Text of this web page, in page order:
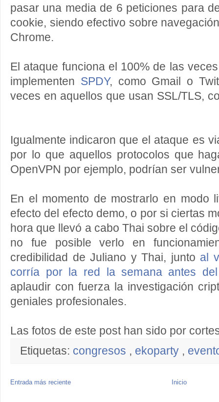
pasar una media de 6 peticiones para
cookie, siendo efectivo sobre
Chrome.
El ataque funciona el 100% de las
implementen SPDY, como Gmail o
veces en aquellos que usan SSL/TLS,
Igualmente indicaron que el ataque es
por lo que aquellos protocolos que
OpenVPN por ejemplo, podrían ser
En el momento de mostrarlo en modo
efecto del efecto demo, o por si ciertas
hora que llevó a cabo Thai sobre el
no fue posible verlo en
credibilidad de Juliano y Thai, junto al
corría por la red la semana antes
aplaudir con fuerza la investigación
geniales profesionales.
Las fotos de este post han sido por
Etiquetas: congresos , ekoparty ,
Entrada más reciente Inicio